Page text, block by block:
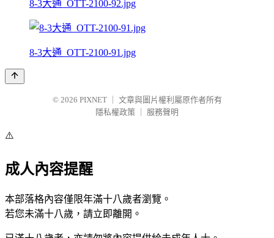
8-3大通_OTT-2100-92.jpg
8-3大通_OTT-2100-91.jpg
© 2026 PIXNET
文章與圖片權利屬原作者所有
隱私權政策
服務聲明
⚠️
成人內容提醒
本部落格內容僅限年滿十八歲者瀏覽。
若您未滿十八歲，請立即離開。